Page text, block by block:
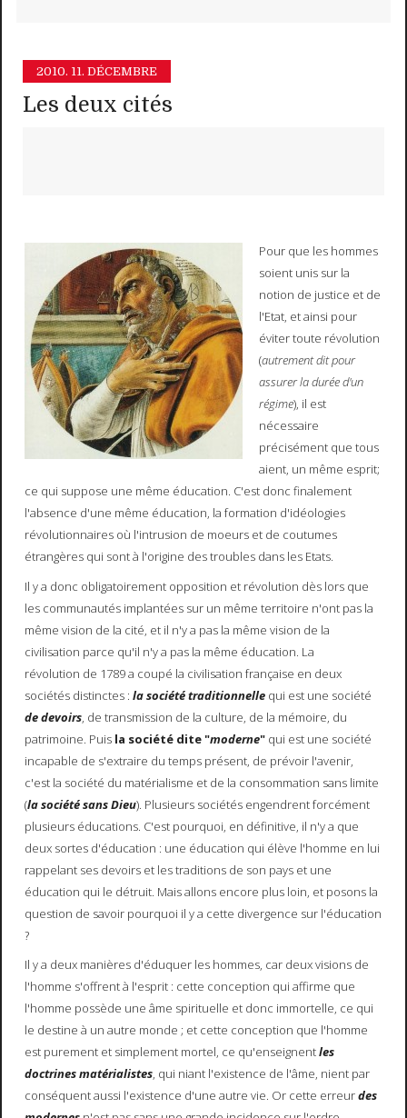
2010. 11. DÉCEMBRE
Les deux cités
Pour que les hommes
soient unis sur la
notion de justice et de
l'Etat, et ainsi pour
éviter toute révolution
(autrement dit pour
assurer la durée d'un
régime), il est
nécessaire
précisément que tous
aient, un même esprit;
ce qui suppose une même éducation. C'est donc finalement
l'absence d'une même éducation, la formation d'idéologies
révolutionnaires où l'intrusion de moeurs et de coutumes
étrangères qui sont à l'origine des troubles dans les Etats.
Il y a donc obligatoirement opposition et révolution dès lors que
les communautés implantées sur un même territoire n'ont pas la
même vision de la cité, et il n'y a pas la même vision de la
civilisation parce qu'il n'y a pas la même éducation. La
révolution de 1789 a coupé la civilisation française en deux
sociétés distinctes : la société traditionnelle qui est une société
de devoirs, de transmission de la culture, de la mémoire, du
patrimoine. Puis la société dite "moderne"qui est une société
incapable de s'extraire du temps présent, de prévoir l'avenir,
c'est la société du matérialisme et de la consommation sans limite
(la société sans Dieu). Plusieurs sociétés engendrent forcément
plusieurs éducations. C'est pourquoi, en définitive, il n'y a que
deux sortes d'éducation : une éducation qui élève l'homme en lui
rappelant ses devoirs et les traditions de son pays et une
éducation qui le détruit. Mais allons encore plus loin, et posons la
question de savoir pourquoi il y a cette divergence sur l'éducation
?
Il y a deux manières d'éduquer les hommes, car deux visions de
l'homme s'offrent à l'esprit : cette conception qui affirme que
l'homme possède une âme spirituelle et donc immortelle, ce qui
le destine à un autre monde ; et cette conception que l'homme
est purement et simplement mortel, ce qu'enseignentles
doctrines matérialistes, qui niant l'existence de l'âme, nient par
conséquent aussi l'existence d'une autre vie. Or cette erreurdes